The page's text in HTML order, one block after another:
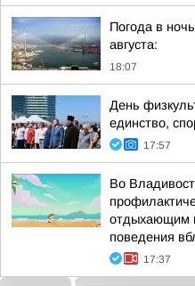
Погода в
августа:
18:07
День
единство,
17:57
Во
отдыхающим
поведения
17:37